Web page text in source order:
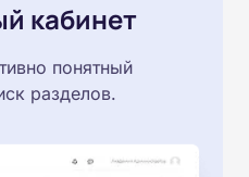
кабинет
понятный
разделов.